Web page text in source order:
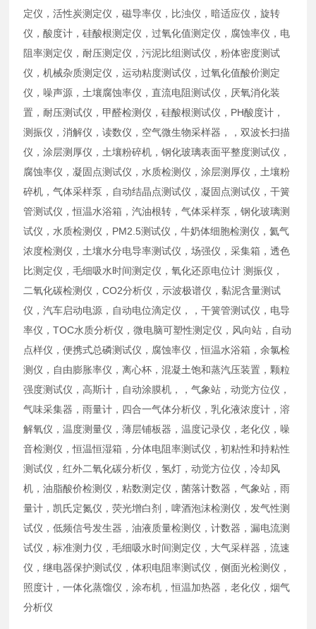
定仪，活性炭测定仪，磁导率仪，比浊仪，暗适应仪，旋转
仪，酸度计，硅酸根测定仪，过氧化值测定仪，腐蚀率仪，电
阻率测定仪，耐压测定仪，污泥比组测试仪，粉体密度测试
仪，机械杂质测定仪，运动粘度测试仪，过氧化值酸价测定
仪，噪声源，土壤腐蚀率仪，直流电阻测试仪，厌氧消化装
置，耐压测试仪，甲醛检测仪，硅酸根测试仪，PH酸度计，
测振仪，消解仪，读数仪，空气微生物采样器，，双波长扫描
仪，涂层测厚仪，土壤粉碎机，钢化玻璃表面平整度测试仪，
腐蚀率仪，凝固点测试仪，水质检测仪，涂层测厚仪，土壤粉
碎机，气体采样泵，自动结晶点测试仪，凝固点测试仪，干簧
管测试仪，恒温水浴箱，汽油根转，气体采样泵，钢化玻璃测
试仪，水质检测仪，PM2.5测试仪，牛奶体细胞检测仪，氦气
浓度检测仪，土壤水分电导率测试仪，场强仪，采集箱，透色
比测定仪，毛细吸水时间测定仪，氧化还原电位计 测振仪，
二氧化碳检测仪，CO2分析仪，示波极谱仪，黏泥含量测试
仪，汽车启动电源，自动电位滴定仪，，干簧管测试仪，电导
率仪，TOC水质分析仪，微电脑可塑性测定仪，风向站，自动
点样仪，便携式总磷测试仪，腐蚀率仪，恒温水浴箱，余氯检
测仪，自由膨胀率仪，离心杯，混凝土饱和蒸汽压装置，颗粒
强度测试仪，高斯计，自动涂膜机，，气象站，动觉方位仪，
气味采集器，雨量计，四合一气体分析仪，乳化液浓度计，溶
解氧仪，温度测量仪，薄层铺板器，温度记录仪，老化仪，噪
音检测仪，恒温恒湿箱，分体电阻率测试仪，初粘性和持粘性
测试仪，红外二氧化碳分析仪，氢灯，动觉方位仪，冷却风
机，油脂酸价检测仪，粘数测定仪，菌落计数器，气象站，雨
量计，凯氏定氮仪，荧光增白剂，啤酒泡沫检测仪，发气性测
试仪，低频信号发生器，油液质量检测仪，计数器，漏电流测
试仪，标准测力仪，毛细吸水时间测定仪，大气采样器，流速
仪，继电器保护测试仪，体积电阻率测试仪，侧面光检测仪，
照度计，一体化蒸馏仪，涂布机，恒温加热器，老化仪，烟气
分析仪